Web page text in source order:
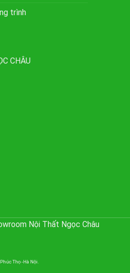
trình
CHÂU
Nội Thất Ngọc Châu
Thọ -Hà Nội.